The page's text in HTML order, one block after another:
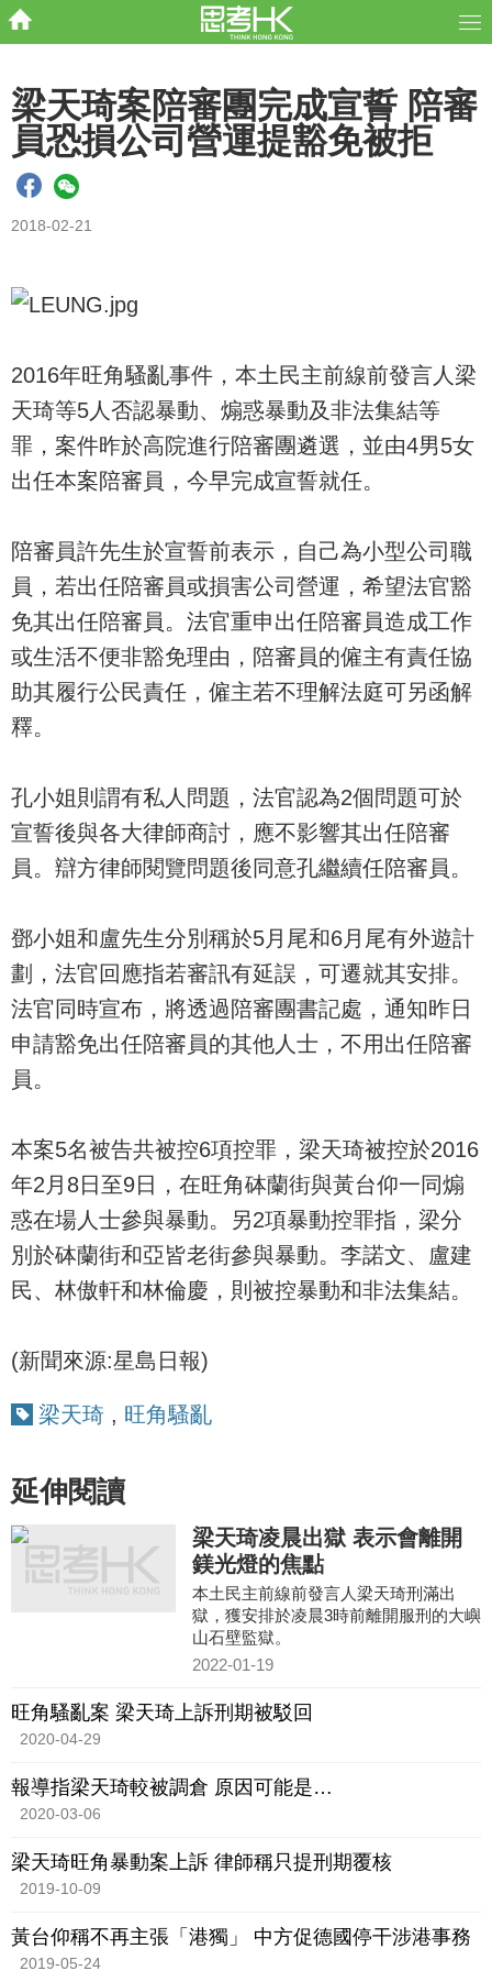
梁天琦案陪審團完成宣誓 陪審
員恐損公司營運提豁免被拒
2018-02-21
2016年旺角騷亂事件，本土民主前線前發言人梁
天琦等5人否認暴動、煽惑暴動及非法集結等
罪，案件昨於高院進行陪審團遴選，並由4男5女
出任本案陪審員，今早完成宣誓就任。
陪審員許先生於宣誓前表示，自己為小型公司職
員，若出任陪審員或損害公司營運，希望法官豁
免其出任陪審員。法官重申出任陪審員造成工作
或生活不便非豁免理由，陪審員的僱主有責任協
助其履行公民責任，僱主若不理解法庭可另函解
釋。
孔小姐則謂有私人問題，法官認為2個問題可於
宣誓後與各大律師商討，應不影響其出任陪審
員。辯方律師閱覽問題後同意孔繼續任陪審員。
鄧小姐和盧先生分別稱於5月尾和6月尾有外遊計
劃，法官回應指若審訊有延誤，可遷就其安排。
法官同時宣布，將透過陪審團書記處，通知昨日
申請豁免出任陪審員的其他人士，不用出任陪審
員。
本案5名被告共被控6項控罪，梁天琦被控於2016
年2月8日至9日，在旺角砵蘭街與黃台仰一同煽
惑在場人士參與暴動。另2項暴動控罪指，梁分
別於砵蘭街和亞皆老街參與暴動。李諾文、盧建
民、林傲軒和林倫慶，則被控暴動和非法集結。
(新聞來源:星島日報)
梁天琦 , 旺角騷亂
延伸閱讀
梁天琦凌晨出獄 表示會離開
鎂光燈的焦點
本土民主前線前發言人梁天琦刑滿出
獄，獲安排於凌晨3時前離開服刑的大嶼
山石壁監獄。
2022-01-19
旺角騷亂案 梁天琦上訴刑期被駁回
2020-04-29
報導指梁天琦較被調倉 原因可能是…
2020-03-06
梁天琦旺角暴動案上訴 律師稱只提刑期覆核
2019-10-09
黃台仰稱不再主張「港獨」 中方促德國停干涉港事務
2019-05-24